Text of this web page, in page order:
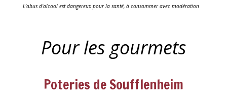
L’abus d’alcool est dangereux pour la santé, à consommer avec modération
Pour les gourmets
Poteries de Soufflenheim